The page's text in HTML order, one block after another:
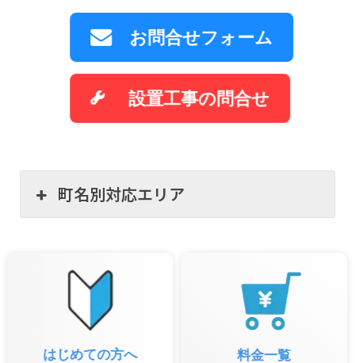
お問合せフォーム
設置工事の問合せ
町名別対応エリア
はじめての方へ 料金一覧